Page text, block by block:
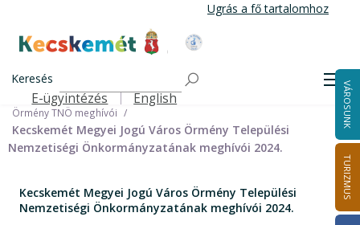
tartalomra
Ugrás a fő tartalomhoz
Kecskemét Város Honlapja
Keresés
Felső navigáció
E-ügyintézés English VÁROSUNK
TURIZMUS
Önkormányzat
Nemzetiségi Önkormányzatok
Örmény Települési Nemzetiségi Önkormányzat
Örmény TNÖ meghívói
Kecskemét Megyei Jogú Város Örmény Települési
Nemzetiségi Önkormányzatának meghívói 2024.
Kecskemét Megyei Jogú Város Örmény Települési
Nemzetiségi Önkormányzatának meghívói 2024.